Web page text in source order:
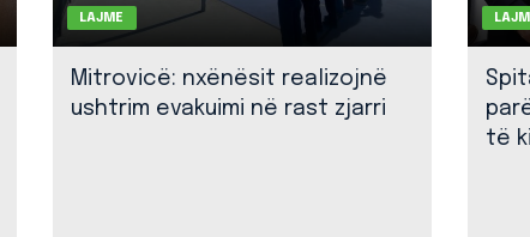
LAJME
Mitrovicë: nxënësit realizojnë
ushtrim evakuimi në rast zjarri
të